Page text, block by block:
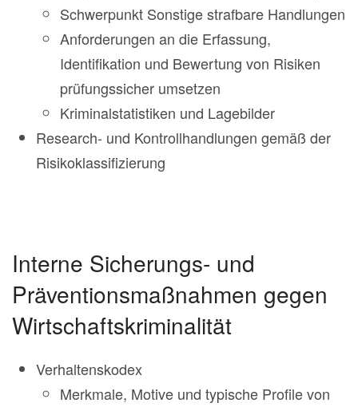
Schwerpunkt Sonstige strafbare Handlungen
Anforderungen an die Erfassung,
Identifikation und Bewertung von Risiken
prüfungssicher umsetzen
Kriminalstatistiken und Lagebilder
Research- und Kontrollhandlungen gemäß der
Risikoklassifizierung
Interne Sicherungs- und
Präventionsmaßnahmen gegen
Wirtschaftskriminalität
Verhaltenskodex
Merkmale, Motive und typische Profile von